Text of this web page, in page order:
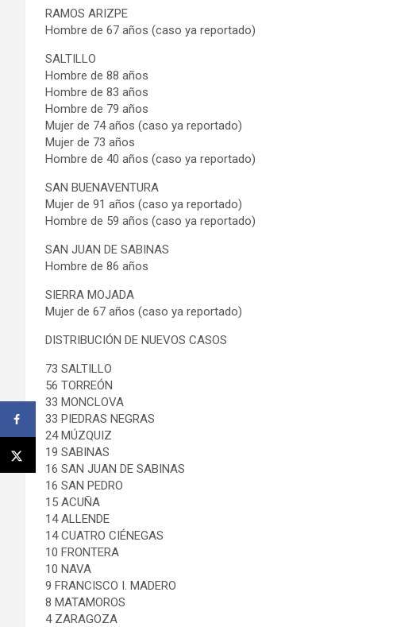
RAMOS ARIZPE
Hombre de 67 años (caso ya reportado)
SALTILLO
Hombre de 88 años
Hombre de 83 años
Hombre de 79 años
Mujer de 74 años (caso ya reportado)
Mujer de 73 años
Hombre de 40 años (caso ya reportado)
SAN BUENAVENTURA
Mujer de 91 años (caso ya reportado)
Hombre de 59 años (caso ya reportado)
SAN JUAN DE SABINAS
Hombre de 86 años
SIERRA MOJADA
Mujer de 67 años (caso ya reportado)
DISTRIBUCIÓN DE NUEVOS CASOS
73 SALTILLO
56 TORREÓN
33 MONCLOVA
33 PIEDRAS NEGRAS
24 MÚZQUIZ
19 SABINAS
16 SAN JUAN DE SABINAS
16 SAN PEDRO
15 ACUÑA
14 ALLENDE
14 CUATRO CIÉNEGAS
10 FRONTERA
10 NAVA
9 FRANCISCO I. MADERO
8 MATAMOROS
4 ZARAGOZA